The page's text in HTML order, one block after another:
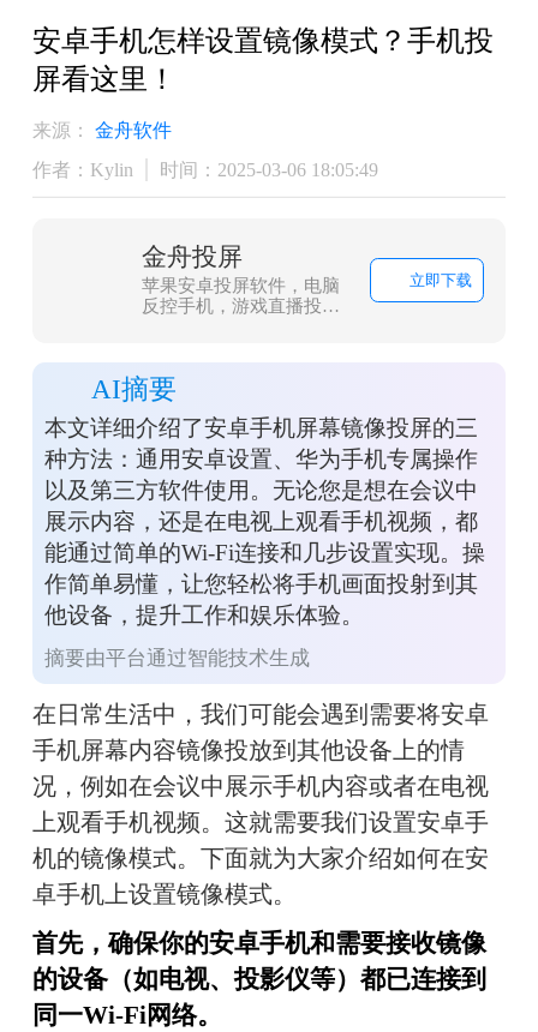
​安卓手机怎样设置镜像模式？手机投
屏看这里！
来源：
金舟软件
作者：Kylin
时间：2025-03-06 18:05:49
金舟投屏
苹果安卓投屏软件，电脑
反控手机，游戏直播投
立即下载
AI摘要
本文详细介绍了安卓手机屏幕镜像投屏的三
种方法：通用安卓设置、华为手机专属操作
以及第三方软件使用。无论您是想在会议中
展示内容，还是在电视上观看手机视频，都
能通过简单的Wi-Fi连接和几步设置实现。操
作简单易懂，让您轻松将手机画面投射到其
他设备，提升工作和娱乐体验。
摘要由平台通过智能技术生成
在日常生活中，我们可能会遇到需要将安卓
手机屏幕内容镜像投放到其他设备上的情
况，例如在会议中展示手机内容或者在电视
上观看手机视频。这就需要我们设置安卓手
机的镜像模式。下面就为大家介绍如何在安
卓手机上设置镜像模式。
首先，确保你的安卓手机和需要接收镜像
的设备（如电视、投影仪等）都已连接到
同一Wi-Fi网络。